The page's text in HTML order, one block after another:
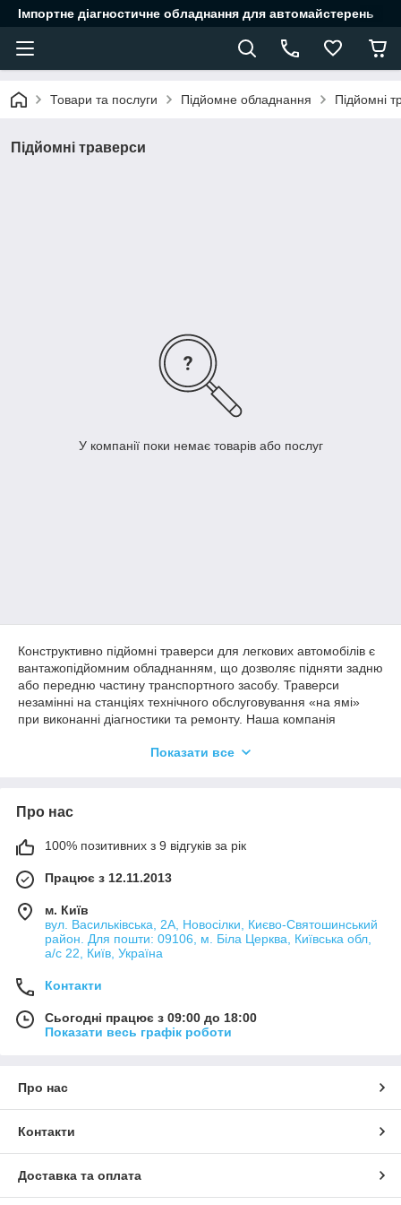
Імпортне діагностичне обладнання для автомайстерень
Товари та послуги Підйомне обладнання Підйомні
Підйомні траверси
У компанії поки немає товарів або послуг
Конструктивно підйомні траверси для легкових автомобілів є
вантажопідйомним обладнанням, що дозволяє підняти задню
або передню частину транспортного засобу. Траверси
незамінні на станціях технічного обслуговування «на ямі»
при виконанні діагностики та ремонту. Наша компанія
легкових автомобілів
надійність, їх конструкцією передбачена можливість
будуть зручні на ножичних, чотиристійкових витягах, а також
на ямах для легкових автомобілів. У середньому термін
експлуатації за належного рівня профілактичних робіт
Переваги пневматичних підйомних
траверсів
мають невисоку вартість та можуть встановлюватися поза
приміщеннями. Моделі відрізняються вантажопідйомністю та
шириною робочої колії. Середній термін експлуатації
Наша компанія пропонує різні траверси для вашого СТО,
Показати все
Про нас
100% позитивних з 9 відгуків за рік
Працює з 12.11.2013
м. Київ
вул. Васильківська, 2А, Новосілки, Києво-Святошинський
район. Для пошти: 09106, м. Біла Церква, Київська обл,
а/с 22, Київ, Україна
Контакти
Сьогодні працює з 09:00 до 18:00
Показати весь графік роботи
Про нас
Контакти
Доставка та оплата